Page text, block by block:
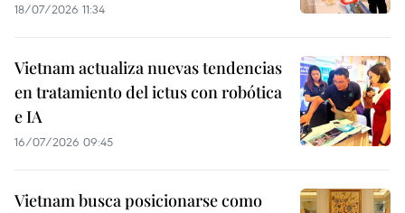
18/07/2026 11:34
Vietnam actualiza nuevas tendencias
en tratamiento del ictus con robótica
e IA
16/07/2026 09:45
Vietnam busca posicionarse como